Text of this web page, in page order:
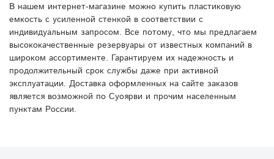
В нашем интернет-магазине можно купить пластиковую
емкость с усиленной стенкой в соответствии с
индивидуальным запросом. Все потому, что мы предлагаем
высококачественные резервуары от известных компаний в
широком ассортименте. Гарантируем их надежность и
продолжительный срок службы даже при активной
эксплуатации. Доставка оформленных на сайте заказов
является возможной по Суоярви и прочим населенным
пунктам России.